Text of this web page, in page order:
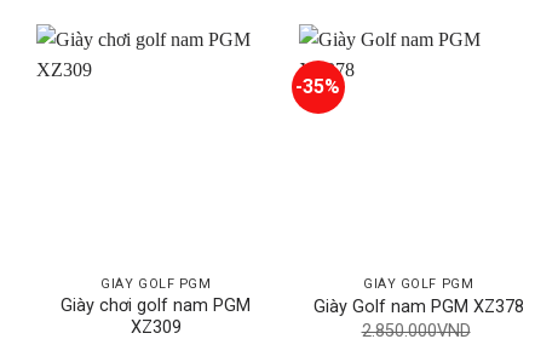
GIÀY GOLF PGM
Giày chơi golf nam PGM
XZ309
-35%
GIÀY GOLF PGM
Giày Golf nam PGM XZ378
2.850.000VND